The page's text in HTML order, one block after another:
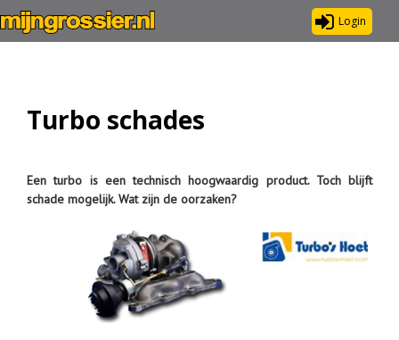
Login
Turbo schades
Een turbo is een technisch hoogwaardig product. Toch blijft
schade mogelijk. Wat zijn de oorzaken?